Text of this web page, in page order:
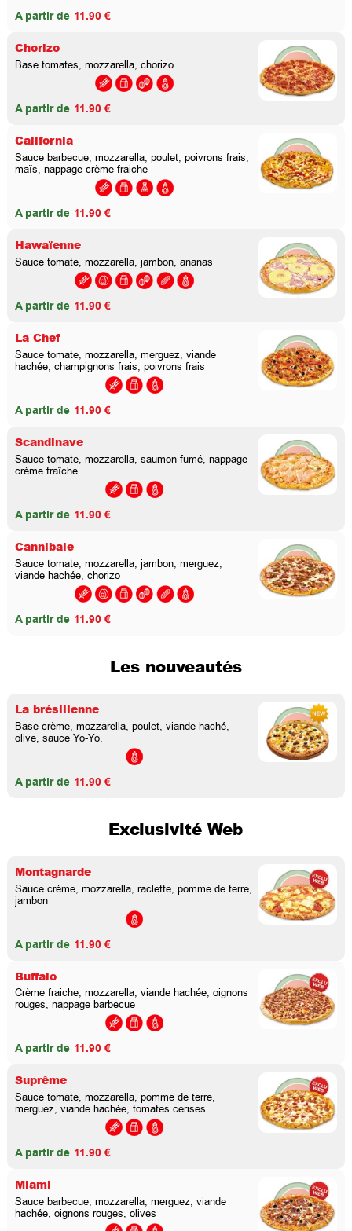
A partir de 11.90 €
Chorizo
Base tomates, mozzarella, chorizo
A partir de 11.90 €
California
Sauce barbecue, mozzarella, poulet, poivrons frais,
maïs, nappage crème fraiche
A partir de 11.90 €
Hawaïenne
Sauce tomate, mozzarella, jambon, ananas
A partir de 11.90 €
La Chef
Sauce tomate, mozzarella, merguez, viande
hachée, champignons frais, poivrons frais
A partir de 11.90 €
Scandinave
Sauce tomate, mozzarella, saumon fumé, nappage
crème fraîche
A partir de 11.90 €
Cannibale
Sauce tomate, mozzarella, jambon, merguez,
viande hachée, chorizo
A partir de 11.90 €
Les nouveautés
La brésilienne
Base crème, mozzarella, poulet, viande haché,
olive, sauce Yo-Yo.
A partir de 11.90 €
Exclusivité Web
Montagnarde
Sauce crème, mozzarella, raclette, pomme de terre,
jambon
A partir de 11.90 €
Buffalo
Crème fraiche, mozzarella, viande hachée, oignons
rouges, nappage barbecue
A partir de 11.90 €
Suprême
Sauce tomate, mozzarella, pomme de terre,
merguez, viande hachée, tomates cerises
A partir de 11.90 €
Miami
Sauce barbecue, mozzarella, merguez, viande
hachée, oignons rouges, olives